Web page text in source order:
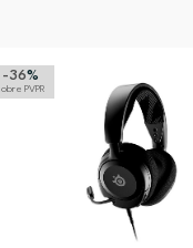
-36%
PVPR